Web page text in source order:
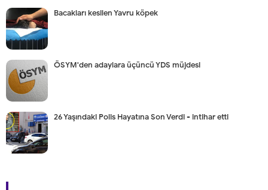
Bacakları kesilen Yavru köpek
ÖSYM'den adaylara üçüncü YDS müjdesi
26 Yaşındaki Polis Hayatına Son Verdi - intihar etti